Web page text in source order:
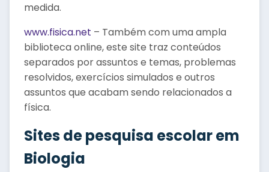
medida.
www.fisica.net – Também com uma ampla
biblioteca online, este site traz conteúdos
separados por assuntos e temas, problemas
resolvidos, exercícios simulados e outros
assuntos que acabam sendo relacionados a
física.
Sites de pesquisa escolar em
Biologia